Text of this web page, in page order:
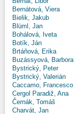
Bernátová, Viera
Bielik, Jakub
Blüml, Jan
Bohálová, Iveta
Botík, Ján
Brtáňová, Erika
Buzássyová, Barbora
Bystrický, Peter
Bystrický, Valerián
Caccamo, Francesco
Cergol Paradiž, Ana
Černák, Tomáš
Charvát, Jan